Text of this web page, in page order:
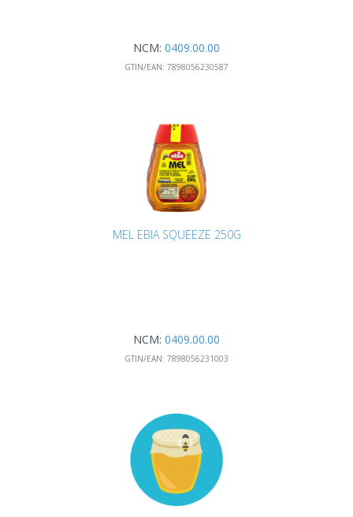
NCM: 0409.00.00
GTIN/EAN: 7898056230587
MEL EBIA SQUEEZE 250G
NCM: 0409.00.00
GTIN/EAN: 7898056231003